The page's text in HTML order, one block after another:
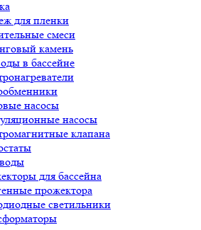
для пленки
смеси
камень
в бассейне
насосы
насосы
клапана
для бассейна
прожектора
светильники